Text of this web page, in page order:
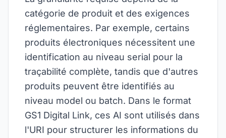
catégorie de produit et des exigences
réglementaires. Par exemple, certains
produits électroniques nécessitent une
identification au niveau serial pour la
traçabilité complète, tandis que d'autres
produits peuvent être identifiés au
niveau model ou batch. Dans le format
GS1 Digital Link, ces AI sont utilisés dans
l'URI pour structurer les informations du